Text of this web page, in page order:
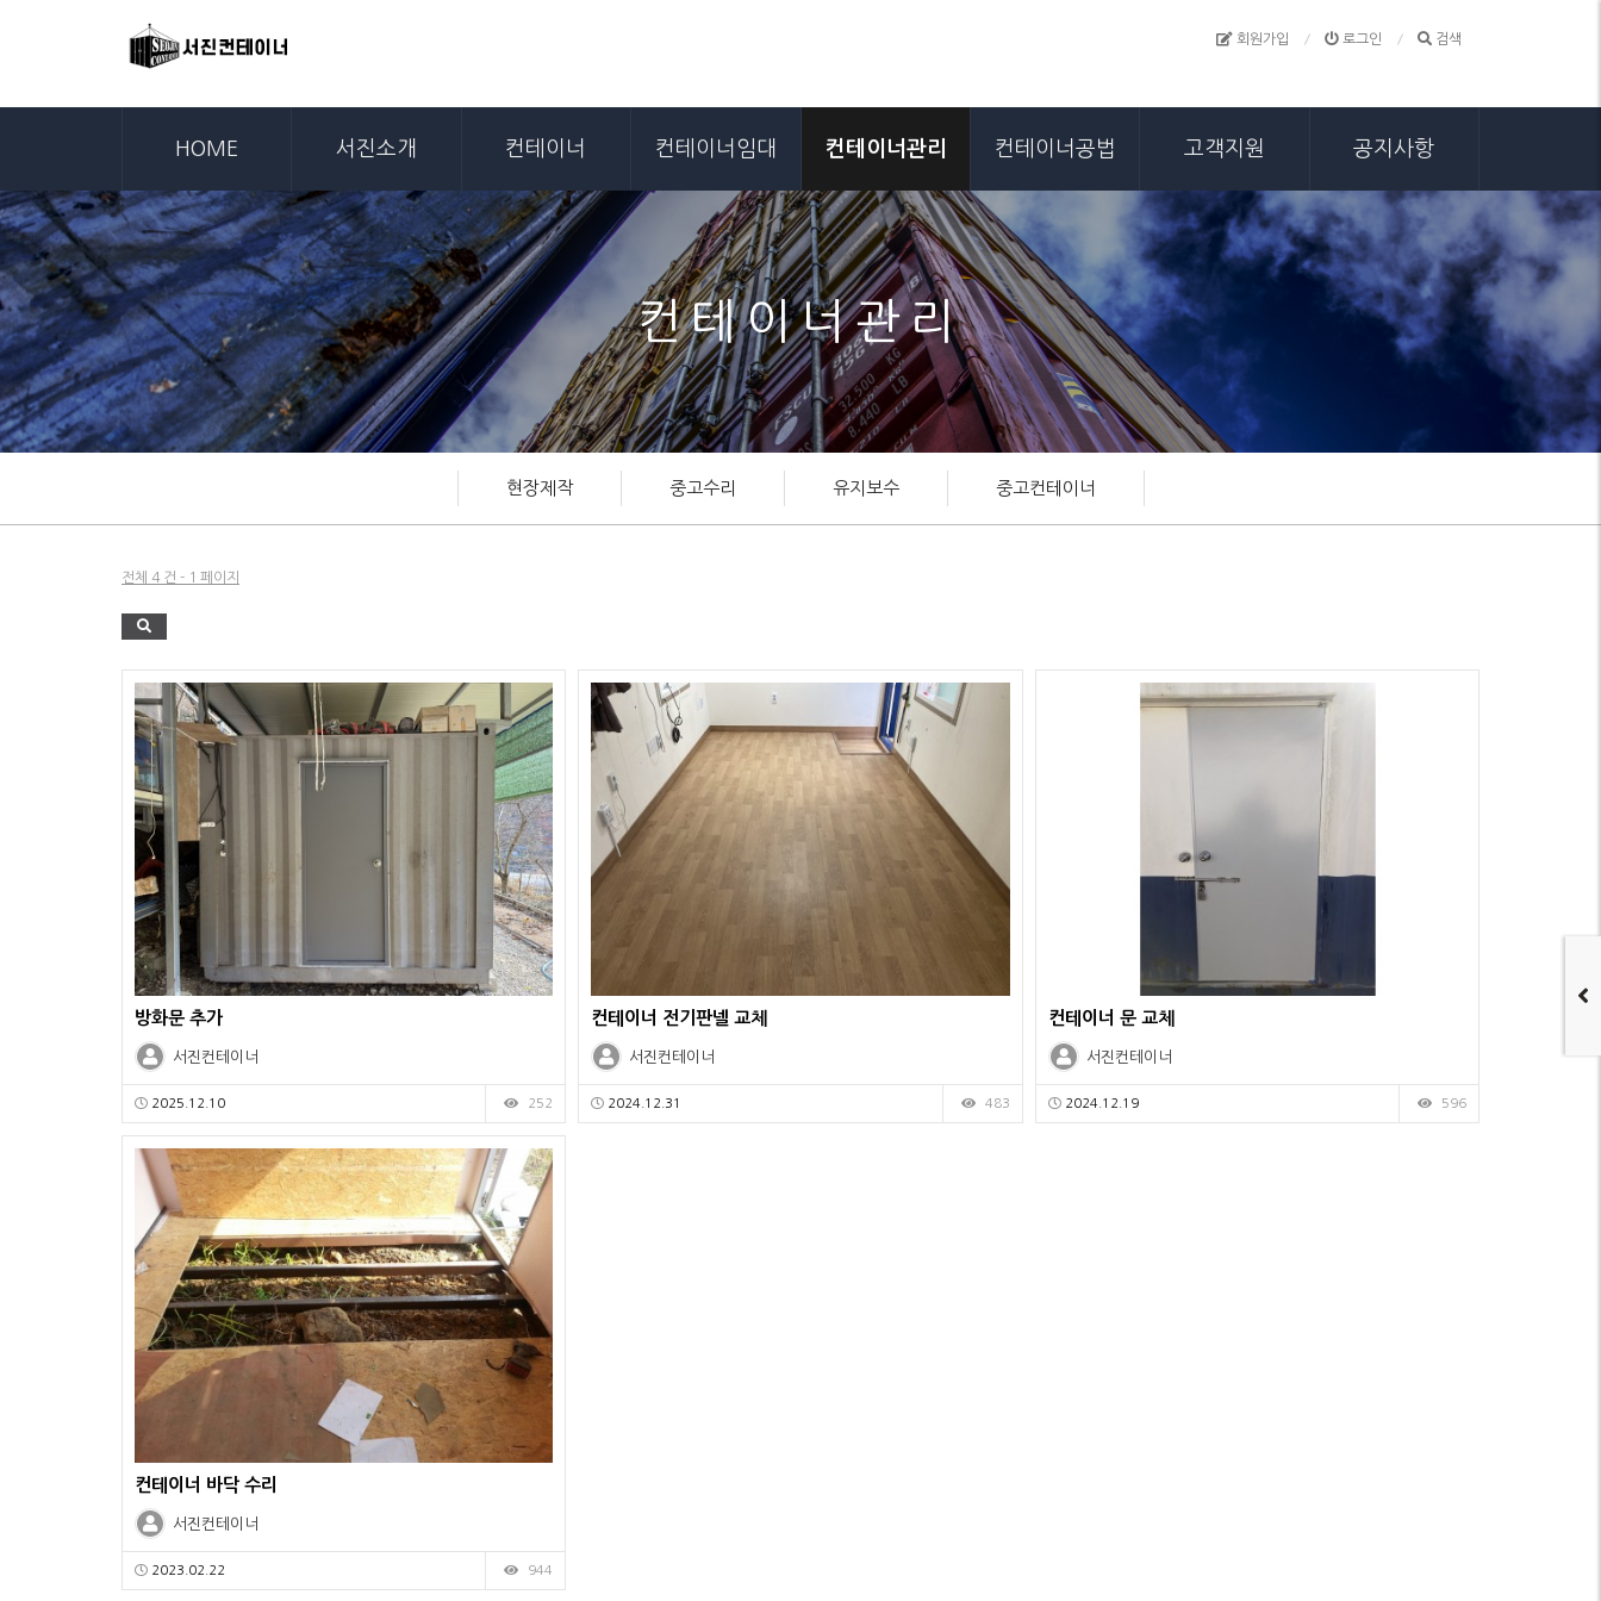
회원가입 로그인 검색
HOME 서진소개 컨테이너 컨테이너임대 컨테이너관리 컨테이너공법 고객지원 공지사항
컨테이너관리
현장제작 중고수리 유지보수 중고컨테이너
전체 4 건 - 1 페이지
방화문 추가
서진컨테이너
2025.12.10 252
컨테이너 전기판넬 교체
서진컨테이너
2024.12.31 483
컨테이너 문 교체
서진컨테이너
2024.12.19 596
컨테이너 바닥 수리
서진컨테이너
2023.02.22 944